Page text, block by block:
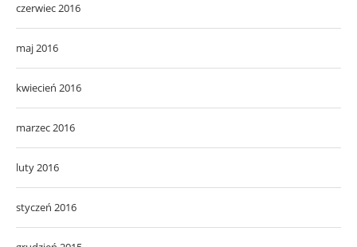
czerwiec 2016
maj 2016
kwiecień 2016
marzec 2016
luty 2016
styczeń 2016